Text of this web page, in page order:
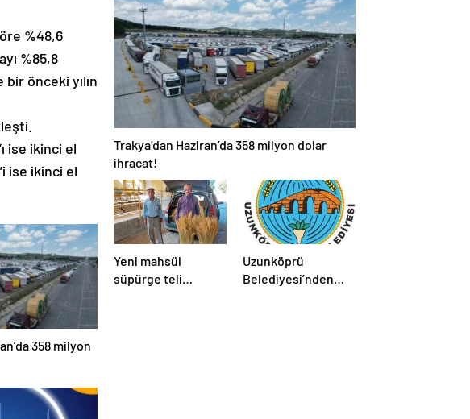
%48,6
%85,8
önceki yılın
ise ikinci el
ise ikinci el
358 milyon
Trakya’dan Haziran’da 358 milyon dolar
ihracat!
Yeni mahsül
süpürge teli
Uzunköprü
Belediyesi’nden